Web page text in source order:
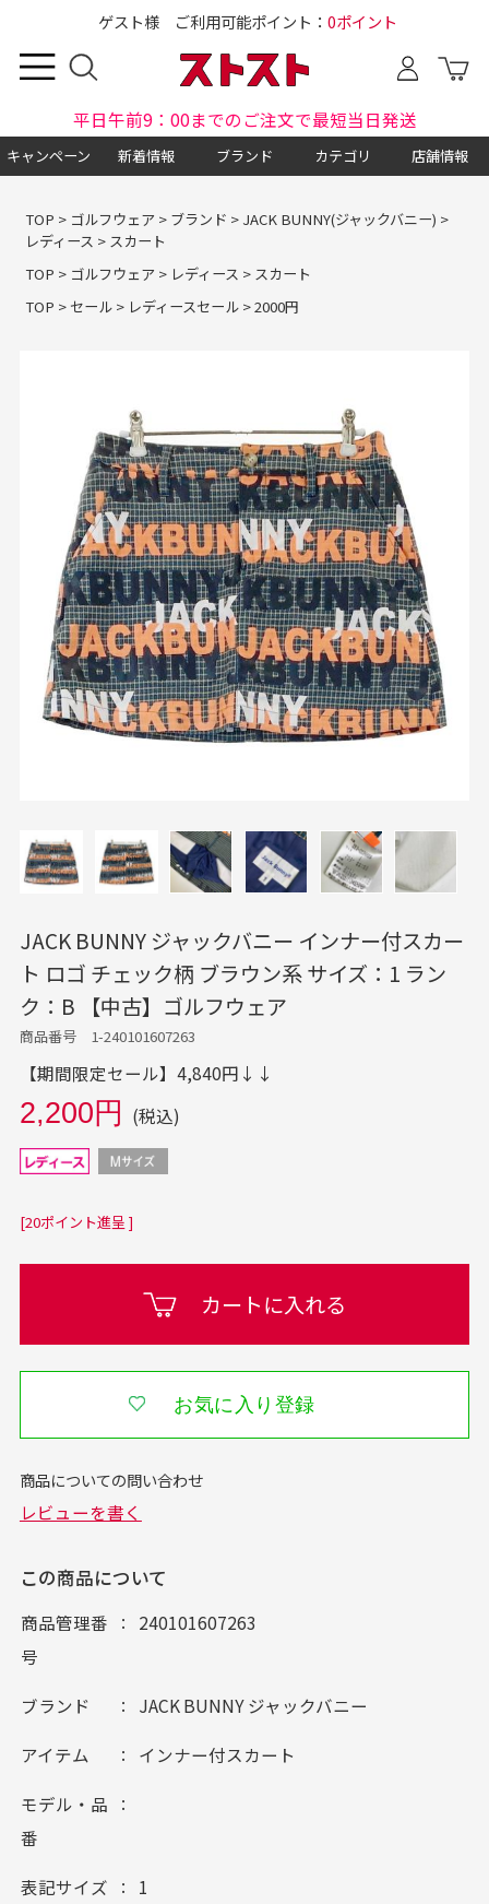
ゲスト様 ご利用可能ポイント： 0ポイント
平日午前9：00までのご注文で最短当日発送
キャンペーン 新着情報 ブランド カテゴリ 店舗情報
TOP > ゴルフウェア > ブランド > JACK BUNNY(ジャックバニー) >
レディース > スカート
TOP > ゴルフウェア > レディース > スカート
TOP > セール> レディースセール>2000円
JACK BUNNY ジャックバニー インナー付スカー
ト ロゴ チェック柄 ブラウン系 サイズ：1 ラン
ク：B 【中古】ゴルフウェア
商品番号 1-240101607263
【期間限定セール】4,840円↓↓
2,200円 (税込)
[20ポイント進呈 ]
カートに入れる
お気に入り登録
この商品について
商品管理番
号
240101607263
ブランド JACK BUNNY ジャックバニー
アイテム インナー付スカート
モデル・品
番
表記サイズ 1